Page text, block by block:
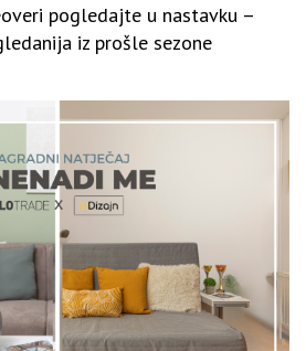
pogledajte u nastavku –
iz prošle sezone